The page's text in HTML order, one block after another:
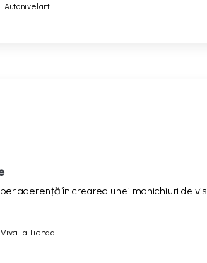
Autonivelant
aderență în crearea unei manichiuri de vis
La Tienda